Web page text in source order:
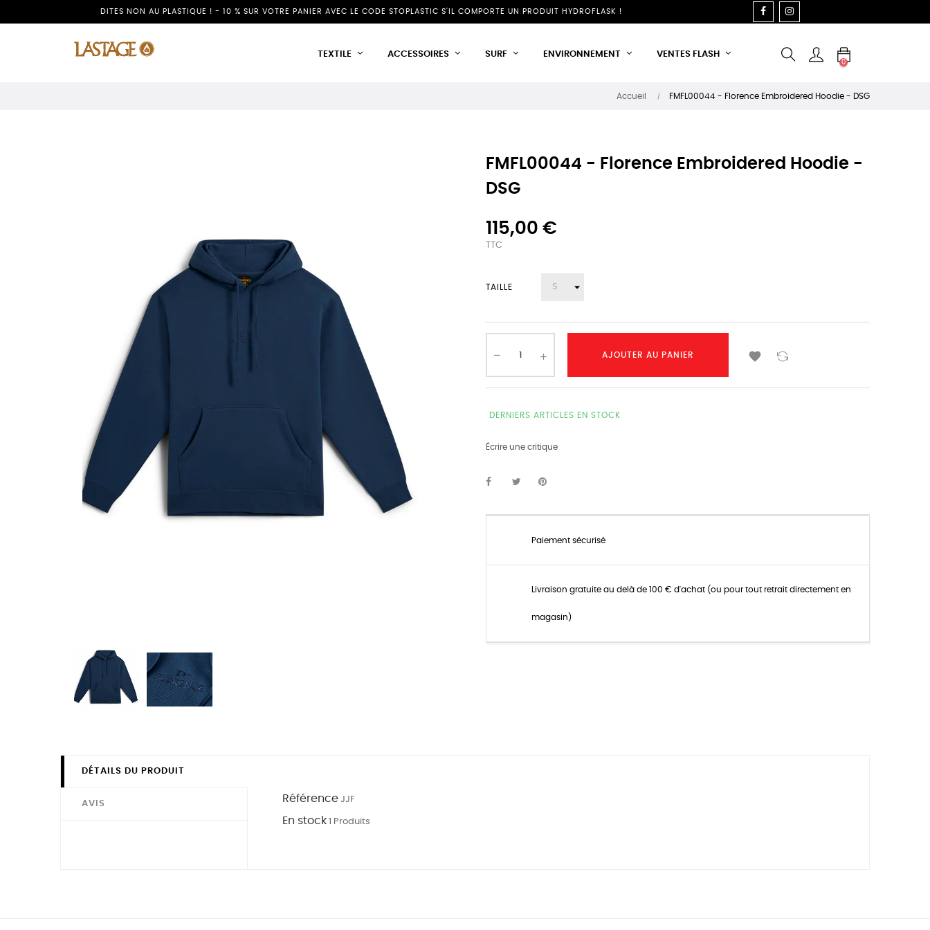
DITES NON AU PLASTIQUE ! - 10 % SUR VOTRE PANIER AVEC LE CODE STOPLASTIC S'IL COMPORTE UN PRODUIT HYDROFLASK ! FACEBOOK
TEXTILE ACCESSOIRES SURF ENVIRONNEMENT VENTES FLASH
0
Accueil FMFL00044 - Florence Embroidered Hoodie - DSG
FMFL00044 - Florence Embroidered Hoodie -
DSG
115,00 €
TTC
TAILLE
AJOUTER AU PANIER 
DERNIERS ARTICLES EN STOCK
Écrire une critique
Paiement sécurisé
Livraison gratuite au delà de 100 € d'achat (ou pour tout retrait directement en
magasin)
DÉTAILS DU PRODUIT
AVIS Référence JJF
En stock 1 Produits